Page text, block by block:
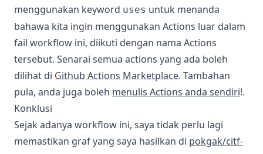
menggunakan keyword uses untuk menanda
bahawa kita ingin menggunakan Actions luar dalam
fail workflow ini, diikuti dengan nama Actions
tersebut. Senarai semua actions yang ada boleh
dilihat di Github Actions Marketplace. Tambahan
pula, anda juga boleh menulis Actions anda sendiri!.
Konklusi
Sejak adanya workflow ini, saya tidak perlu lagi
memastikan graf yang saya hasilkan di pokgak/citf-